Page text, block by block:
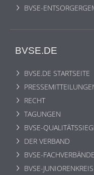
BVSE-
BVSE.DE
BVSE.DE STARTSEITE
RECHT
TAGUNGEN
BVSE-
DER VERBAND
BVSE-FACHVERBÄNDE
BVSE-JUNIORENKREIS